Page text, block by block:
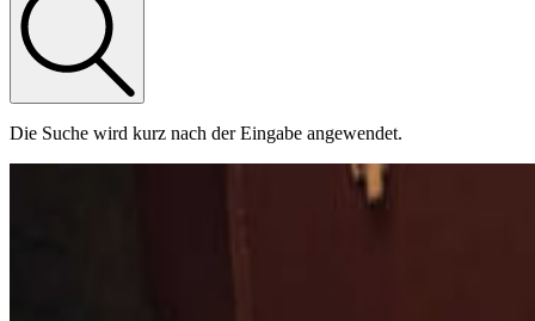
Die Suche wird kurz nach der Eingabe angewendet.